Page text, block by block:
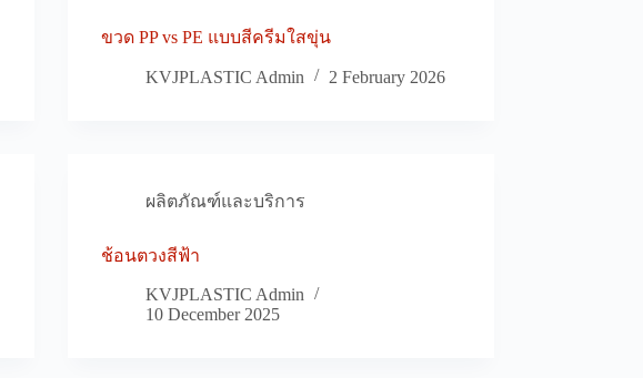
ขวด PP vs PE แบบสีครีมใสขุ่น
KVJPLASTIC Admin 2 February 2026
ผลิตภัณฑ์และบริการ
ช้อนตวงสีฟ้า
KVJPLASTIC Admin
10 December 2025